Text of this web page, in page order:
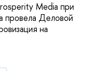
Media при
провела Деловой
на